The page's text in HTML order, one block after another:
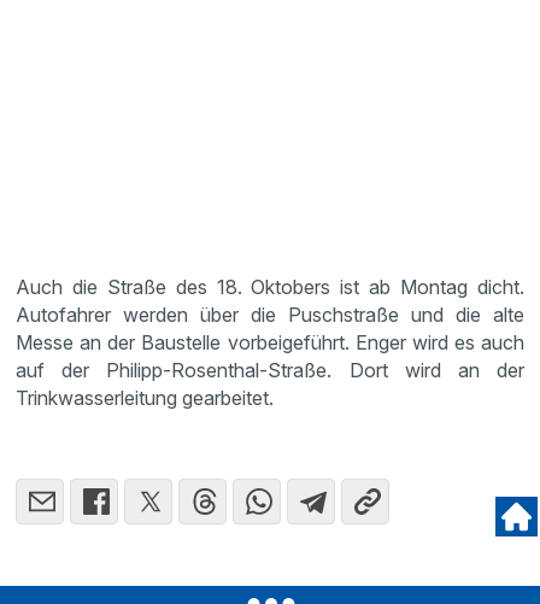
Auch die Straße des 18. Oktobers ist ab Montag dicht.
Autofahrer werden über die Puschstraße und die alte
Messe an der Baustelle vorbeigeführt. Enger wird es auch
auf der Philipp-Rosenthal-Straße. Dort wird an der
Trinkwasserleitung gearbeitet.